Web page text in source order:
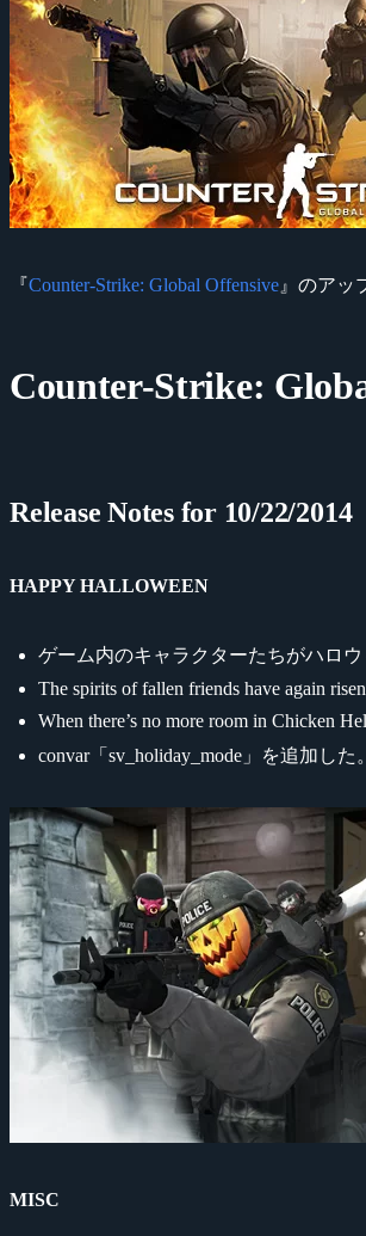
『Counter-Strike: Global Offensive 』のアッ
Counter-Strike:
Release Notes for 10/22/2014
HAPPY HALLOWEEN
ゲーム内のキャラクターたちがハロ
The spirits of fallen friends have again
When there’s no more room in
convar「sv_holiday_mode」を追加し
MISC